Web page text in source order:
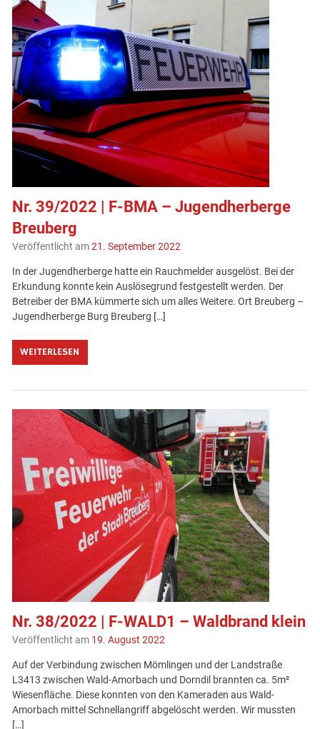
Nr. 39/2022 | F-BMA – Jugendherberge
Breuberg
Veröffentlicht am21. September 2022
In der Jugendherberge hatte ein Rauchmelder ausgelöst. Bei der
Erkundung konnte kein Auslösegrund festgestellt werden. Der
Betreiber der BMA kümmerte sich um alles Weitere. Ort Breuberg –
Jugendherberge Burg Breuberg […]
WEITERLESEN
Nr. 38/2022 | F-WALD1 – Waldbrand klein
Veröffentlicht am 19. August 2022
Auf der Verbindung zwischen Mömlingen und der Landstraße
L3413 zwischen Wald-Amorbach und Dorndil brannten ca. 5m²
Wiesenfläche. Diese konnten von den Kameraden aus Wald-
Amorbach mittel Schnellangriff abgelöscht werden. Wir mussten
[…]